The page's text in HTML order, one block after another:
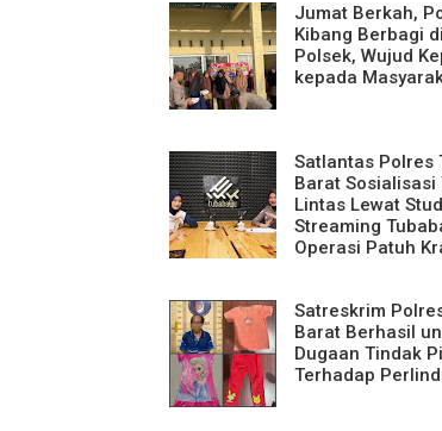
Jumat Berkah,
Kibang Berbagi
Polsek, Wujud
kepada
Satlantas Polres
Barat Sosialisasi
Lintas Lewat
Streaming
Operasi Patuh
Satreskrim
Barat Berhasil
Dugaan Tindak
Terhadap